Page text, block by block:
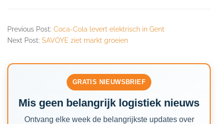
Previous Post: Coca-Cola levert elektrisch in Gent
Next Post: SAVOYE ziet markt groeien
GRATIS NIEUWSBRIEF
Mis geen belangrijk logistiek nieuws
Ontvang elke week de belangrijkste updates over